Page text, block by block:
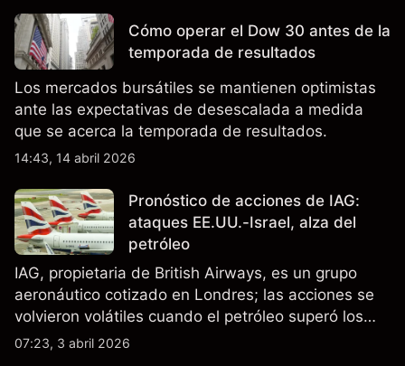
de exportación de EE.UU. que afectan las ventas
en China.
Cómo operar el Dow 30 antes de la
temporada de resultados
Los mercados bursátiles se mantienen optimistas
ante las expectativas de desescalada a medida
que se acerca la temporada de resultados.
14:43, 14 abril 2026
Pronóstico de acciones de IAG:
ataques EE.UU.-Israel, alza del
petróleo
IAG, propietaria de British Airways, es un grupo
aeronáutico cotizado en Londres; las acciones se
volvieron volátiles cuando el petróleo superó los
$105 y los cierres del espacio aéreo de Oriente
07:23, 3 abril 2026